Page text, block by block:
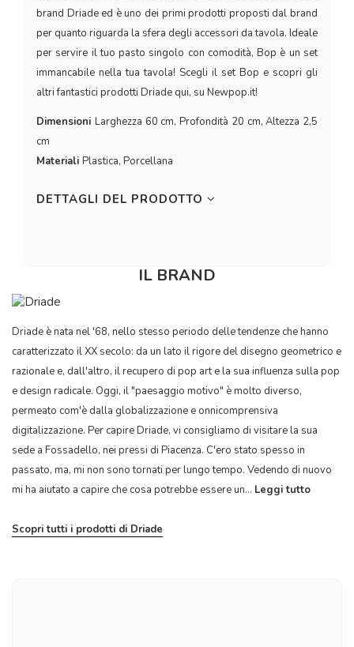
brand Driade ed è uno dei primi prodotti proposti dal brand
per quanto riguarda la sfera degli accessori da tavola. Ideale
per servire il tuo pasto singolo con comodità, Bop è un set
immancabile nella tua tavola! Scegli il set Bop e scopri gli
altri fantastici prodotti Driade qui, su Newpop.it!
Dimensioni Larghezza 60 cm, Profondità 20 cm, Altezza 2,5
cm
Materiali Plastica, Porcellana
DETTAGLI DEL PRODOTTO
IL BRAND
Driade è nata nel '68, nello stesso periodo delle tendenze che hanno
caratterizzato il XX secolo: da un lato il rigore del disegno geometrico e
razionale e, dall'altro, il recupero di pop art e la sua influenza sulla pop
e design radicale. Oggi, il "paesaggio motivo" è molto diverso,
permeato com'è dalla globalizzazione e onnicomprensiva
digitalizzazione. Per capire Driade, vi consigliamo di visitare la sua
sede a Fossadello, nei pressi di Piacenza. C'ero stato spesso in
passato, ma, mi non sono tornati per lungo tempo. Vedendo di nuovo
mi ha aiutato a capire che cosa potrebbe essere un... Leggi tutto
Scopri tutti i prodotti di Driade